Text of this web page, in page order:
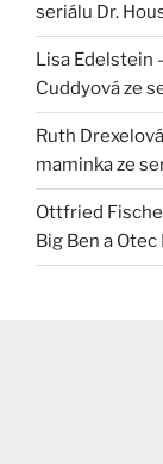
seriálu Dr.
Lisa Edelstein
Cuddyová ze
Ruth
maminka ze
Ottfried
Big Ben a Otec